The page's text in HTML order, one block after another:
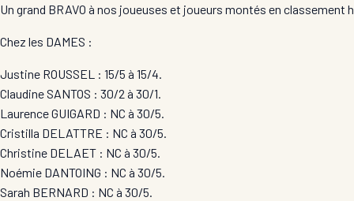
Un grand BRAVO à nos joueuses et joueurs montés en classement
Chez les DAMES :
Justine ROUSSEL : 15/5 à 15/4.
Claudine SANTOS : 30/2 à 30/1.
Laurence GUIGARD : NC à 30/5.
Cristilla DELATTRE : NC à 30/5.
Christine DELAET : NC à 30/5.
Noémie DANTOING : NC à 30/5.
Sarah BERNARD : NC à 30/5.